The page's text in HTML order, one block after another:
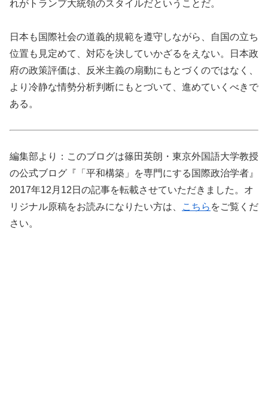
れがトランプ大統領のスタイルだということだ。
日本も国際社会の道義的規範を遵守しながら、自国の立ち
位置も見定めて、対応を決していかざるをえない。日本政
府の政策評価は、反米主義の扇動にもとづくのではなく、
より冷静な情勢分析判断にもとづいて、進めていくべきで
ある。
編集部より：このブログは篠田英朗・東京外国語大学教授
の公式ブログ『「平和構築」を専門にする国際政治学者』
2017年12月12日の記事を転載させていただきました。オ
リジナル原稿をお読みになりたい方は、
こちら をご覧くだ
さい。